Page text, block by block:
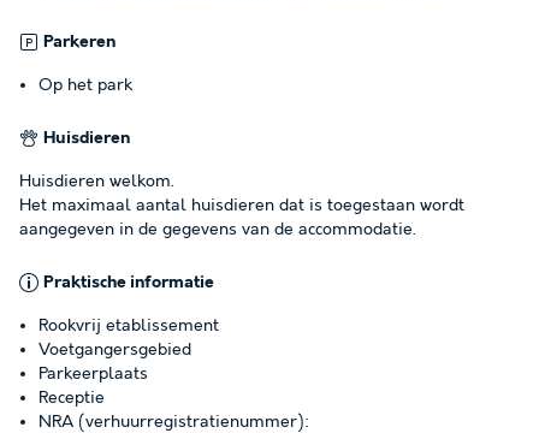
Parkeren
Op het park
Huisdieren
Huisdieren welkom.
Het maximaal aantal huisdieren dat is toegestaan wordt
aangegeven in de gegevens van de accommodatie.
Praktische informatie
Rookvrij etablissement
Voetgangersgebied
Parkeerplaats
Receptie
NRA (verhuurregistratienummer):